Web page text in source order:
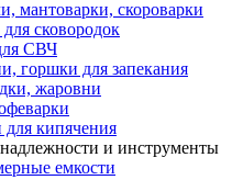
мантоварки, скороварки
сковородок
СВЧ
горшки для запекания
жаровни
кипячения
и инструменты
емкости